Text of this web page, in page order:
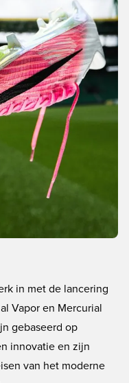
in met de lancering
Vapor en Mercurial
gebaseerd op
innovatie en zijn
van het moderne